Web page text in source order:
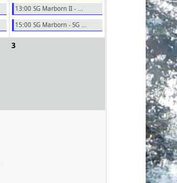
13:00 SG Marborn II - ...
15:00 SG Marborn - SG ...
3